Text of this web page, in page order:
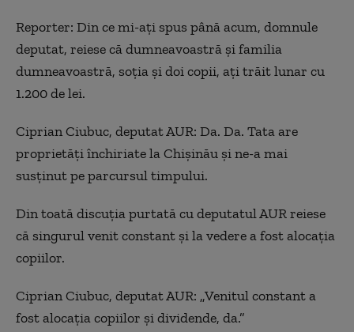
Reporter: Din ce mi-ați spus până acum, domnule
deputat, reiese că dumneavoastră și familia
dumneavoastră, soția și doi copii, ați trăit lunar cu
1.200 de lei.
Ciprian Ciubuc, deputat AUR: Da. Da. Tata are
proprietăți închiriate la Chișinău și ne-a mai
susținut pe parcursul timpului.
Din toată discuția purtată cu deputatul AUR reiese
că singurul venit constant și la vedere a fost alocația
copiilor.
Ciprian Ciubuc, deputat AUR: „Venitul constant a
fost alocația copiilor și dividende, da.”